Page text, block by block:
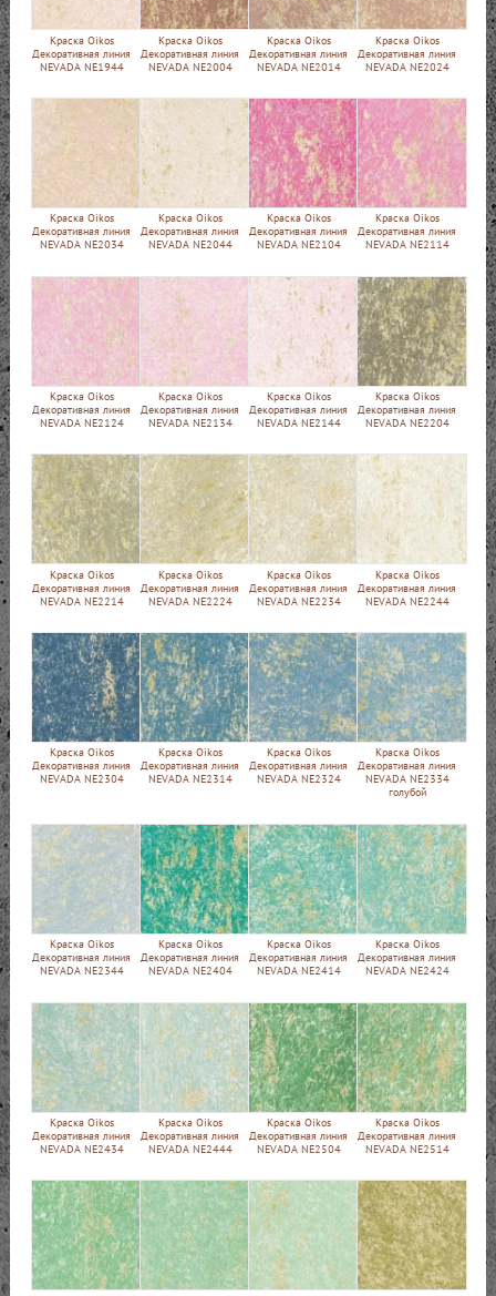
Краска Oikos
Декоративная линия
NEVADA NE1944
Краска Oikos
Декоративная линия
NEVADA NE2004
Краска Oikos
Декоративная линия
NEVADA NE2014
Краска Oikos
Декоративная линия
NEVADA NE2024
Краска Oikos
Декоративная линия
NEVADA NE2034
Краска Oikos
Декоративная линия
NEVADA NE2044
Краска Oikos
Декоративная линия
NEVADA NE2104
Краска Oikos
Декоративная линия
NEVADA NE2114
Краска Oikos
Декоративная линия
NEVADA NE2124
Краска Oikos
Декоративная линия
NEVADA NE2134
Краска Oikos
Декоративная линия
NEVADA NE2144
Краска Oikos
Декоративная линия
NEVADA NE2204
Краска Oikos
Декоративная линия
NEVADA NE2214
Краска Oikos
Декоративная линия
NEVADA NE2224
Краска Oikos
Декоративная линия
NEVADA NE2234
Краска Oikos
Декоративная линия
NEVADA NE2244
Краска Oikos
Декоративная линия
NEVADA NE2304
Краска Oikos
Декоративная линия
NEVADA NE2314
Краска Oikos
Декоративная линия
NEVADA NE2324
Краска Oikos
Декоративная линия
NEVADA NE2334
голубой
Краска Oikos
Декоративная линия
NEVADA NE2344
Краска Oikos
Декоративная линия
NEVADA NE2404
Краска Oikos
Декоративная линия
NEVADA NE2414
Краска Oikos
Декоративная линия
NEVADA NE2424
Краска Oikos
Декоративная линия
NEVADA NE2434
Краска Oikos
Декоративная линия
NEVADA NE2444
Краска Oikos
Декоративная линия
NEVADA NE2504
Краска Oikos
Декоративная линия
NEVADA NE2514